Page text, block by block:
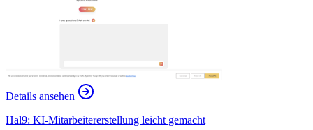
Details ansehen
Hal9: KI-Mitarbeitererstellung leicht gemacht